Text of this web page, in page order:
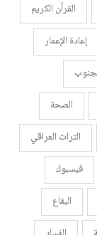
القرأن الكريم
إعادة الإعمار
الصحة
التراث العراقي
فيسبوك
البقاع